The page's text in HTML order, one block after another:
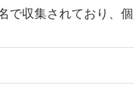
で収集されており、